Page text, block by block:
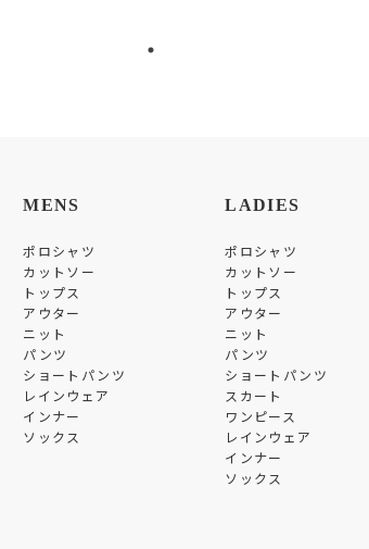
MENS
ポロシャツ
カットソー
トップス
アウター
ニット
パンツ
ショートパンツ
レインウェア
インナー
ソックス
LADIES
ポロシャツ
カットソー
トップス
アウター
ニット
パンツ
ショートパンツ
スカート
ワンピース
レインウェア
インナー
ソックス